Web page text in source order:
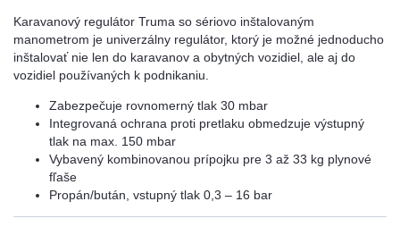
Karavanový regulátor Truma so sériovo inštalovaným
manometrom je univerzálny regulátor, ktorý je možné jednoducho
inštalovať nie len do karavanov a obytných vozidiel, ale aj do
vozidiel používaných k podnikaniu.
Zabezpečuje rovnomerný tlak 30 mbar
Integrovaná ochrana proti pretlaku obmedzuje výstupný
tlak na max. 150 mbar
Vybavený kombinovanou prípojku pre 3 až 33 kg plynové
fľaše
Propán/bután, vstupný tlak 0,3 – 16 bar